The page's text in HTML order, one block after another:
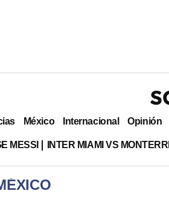
México Internacional Opinión
MESSI INTER MIAMI VS